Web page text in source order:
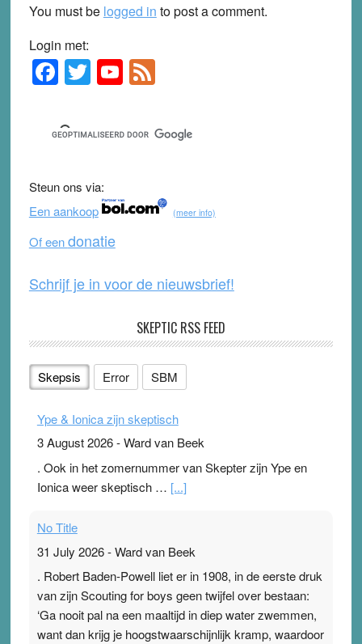
You must be logged in to post a comment.
Login met:
Primary
Sidebar
F
a
c
e
b
o
o
k
T
wi
tt
er
Y
o
u
T
b
e
F
e
d
Steun ons via:
Een aankoop
(meer info)
Of eendonatie
Schrijf je in voor de nieuwsbrief!
SKEPTIC RSS FEED
Skepsis Error SBM
Ype & Ionica zijn skeptisch
3 August 2026-Ward van Beek
. Ook in het zomernummer van Skepter zijn Ype en
Ionica weer skeptisch … [...]
No Title
31 July 2026-Ward van Beek
. Robert Baden-Powell liet er in 1908, in de eerste druk
van zijn Scouting for boys geen twijfel over bestaan:
‘Ga nooit pal na een maaltijd in diep water zwemmen,
want dan krijg je hoogstwaarschijnlijk kramp, waardoor